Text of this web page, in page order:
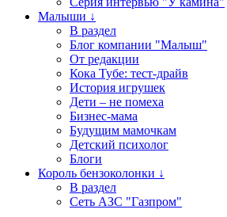
Малыши ↓
В раздел
Блог компании "Малыш"
От редакции
Кока Тубе: тест-драйв
История игрушек
Дети – не помеха
Бизнес-мама
Будущим мамочкам
Детский психолог
Блоги
Король бензоколонки ↓
В раздел
Сеть АЗС "Газпром"